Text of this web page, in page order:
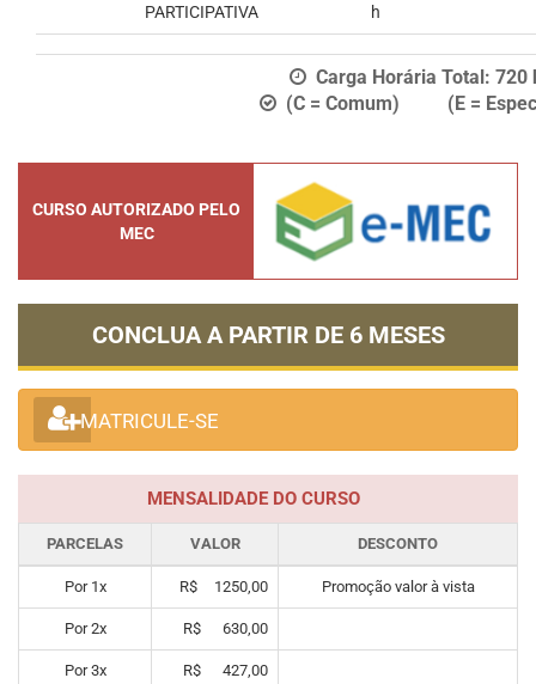
PARTICIPATIVA
h
Carga Horária Total: 720
(C = Comum) (E =
CURSO AUTORIZADO PELO
MEC
CONCLUA A PARTIR DE 6 MESES
MATRICULE-SE
MENSALIDADE DO CURSO
PARCELAS VALOR DESCONTO
Por 1x R$ 1250,00 Promoção valor à vista
Por2x R$ 630,00
Por3x R$ 427,00